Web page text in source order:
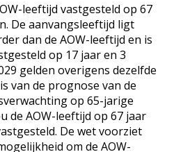
leeftijd vastgesteld op 67
De aanvangsleeftijd ligt
dan de AOW-leeftijd en is
op 17 jaar en 3
gelden overigens dezelfde
van de prognose van de
op 65-jarige
de AOW-leeftijd op 67 jaar
De wet voorziet
om de AOW-